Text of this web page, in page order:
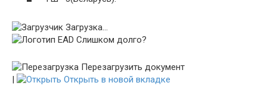
Загрузка...
Слишком долго?
Перезагрузить документ
|
Открыть в новой вкладке